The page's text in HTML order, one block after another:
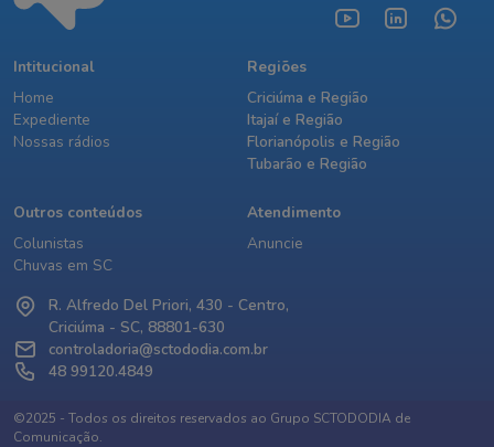
Intitucional
Home
Expediente
Nossas rádios
Regiões
Criciúma e Região
Itajaí e Região
Florianópolis e Região
Tubarão e Região
Outros conteúdos
Colunistas
Chuvas em SC
Atendimento
Anuncie
R. Alfredo Del Priori, 430 - Centro,
Criciúma - SC, 88801-630
controladoria@sctododia.com.br
48 99120.4849
©2025 - Todos os direitos reservados ao Grupo SCTODODIA de
Comunicação.